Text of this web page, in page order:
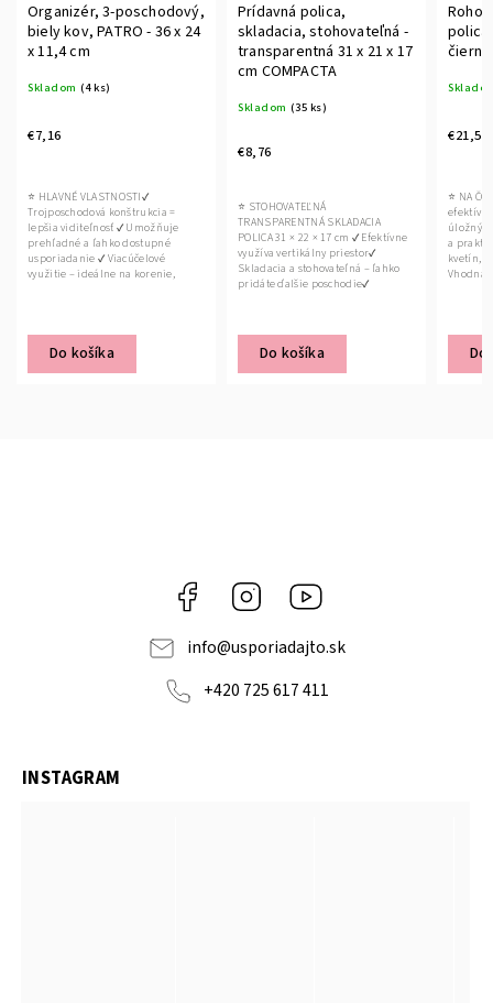
Organizér, 3-poschodový,
biely kov, PATRO - 36 x 24
x 11,4 cm
Skladom (4 ks)
€7,16
Do košíka
⭐ HLAVNÉ VLASTNOSTI✔
Trojposchodová konštrukcia =
lepšia viditeľnosť ✔ Umožňuje
prehľadné a ľahko dostupné
usporiadanie ✔ Viacúčelové
využitie – ideálne na korenie,
Prídavná polica,
skladacia, stohovateľná -
transparentná 31 x 21 x 17
cm COMPACTA
Skladom (35 ks)
€8,76
Do košíka
⭐ STOHOVATEĽNÁ
TRANSPARENTNÁ SKLADACIA
POLICA 31 × 22 × 17 cm ✔ Efektívne
využíva vertikálny priestor✔
Skladacia a stohovateľná – ľahko
pridáte ďalšie poschodie✔
čierny
€21,56
Do
⭐ NA
úložný
a
kvetín,
Vhodná
Facebook Instagram
info@usporiadajto.sk
+420 725 617 411
INSTAGRAM